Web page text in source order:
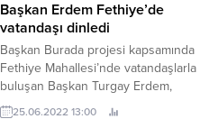
Başkan Erdem Fethiye’de
vatandaşı dinledi
Başkan Burada projesi kapsamında
Fethiye Mahallesi’nde vatandaşlarla
buluşan Başkan Turgay Erdem,
sorunları yerinde dinledi.
25.06.2022 13:00